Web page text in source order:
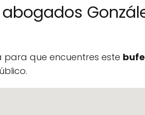
que encuentres este